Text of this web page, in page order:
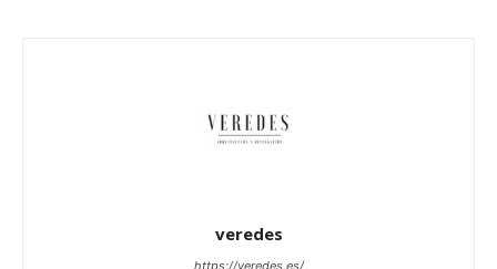
veredes
https://veredes.es/